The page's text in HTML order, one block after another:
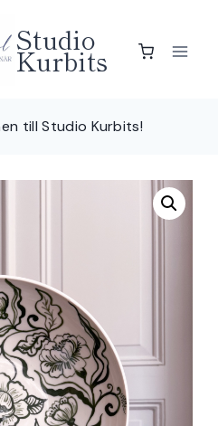
Studio
Kurbits
till Studio Kurbits!